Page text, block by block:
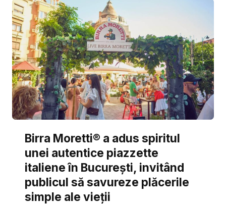
Birra Moretti® a adus spiritul
unei autentice piazzette
italiene în București, invitând
publicul să savureze plăcerile
simple ale vieții